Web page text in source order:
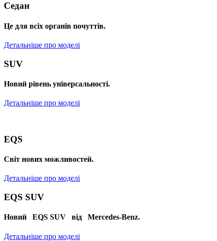
Седан
Це для всіх органів почуттів.
Детальніше про моделі
SUV
Новий рівень універсальності.
Детальніше про моделі
EQS
Cвіт нових можливостей.
Детальніше про моделі
EQS SUV
Новий EQS SUV від Mercedes-Benz.
Детальніше про моделі